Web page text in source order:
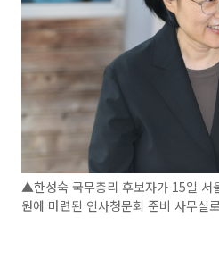
▲한성숙 국무총리 후보자가 15일 서
원에 마련된 인사청문회 준비 사무실